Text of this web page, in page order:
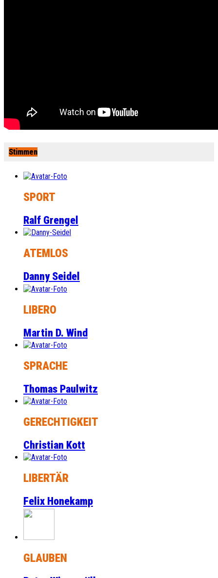
Stimmen
SPORT
Ralf Grengel
ATEMLOS
Danny Seidel
LIBERO
Martin D. Wind
SPRACHE
Thomas Paulwitz
GERECHTIGKEIT
Christian Kott
LIBERTÄR
Felix Honekamp
GLAUBEN